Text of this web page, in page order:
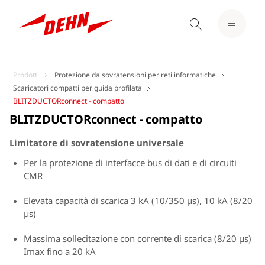
Prodotti
Protezione da sovratensioni per reti informatiche
Scaricatori compatti per guida profilata
BLITZDUCTORconnect - compatto
BLITZDUCTORconnect - compatto
Limitatore di sovratensione universale
Per la protezione di interfacce bus di dati e di circuiti
CMR
Elevata capacità di scarica 3 kA (10/350 µs), 10 kA (8/20
µs)
Massima sollecitazione con corrente di scarica (8/20 µs)
Imax fino a 20 kA